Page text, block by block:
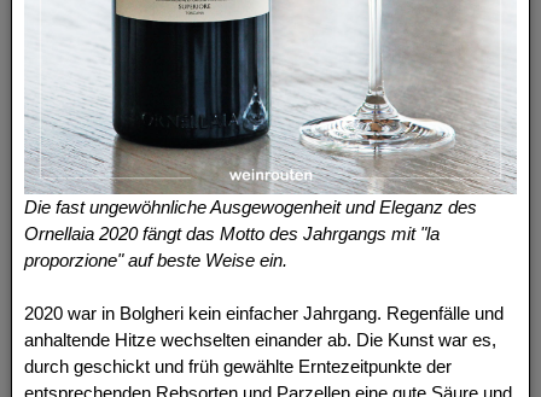
Die fast ungewöhnliche Ausgewogenheit und Eleganz des
Ornellaia 2020 fängt das Motto des Jahrgangs mit "la
proporzione" auf beste Weise ein.
2020 war in Bolgheri kein einfacher Jahrgang. Regenfälle und
anhaltende Hitze wechselten einander ab. Die Kunst war es,
durch geschickt und früh gewählte Erntezeitpunkte der